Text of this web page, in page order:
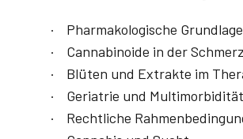
· Pharmakologische
· Cannabinoide in der
· Blüten und Extrakte im
· Geriatrie und Multimorbidität
· Rechtliche